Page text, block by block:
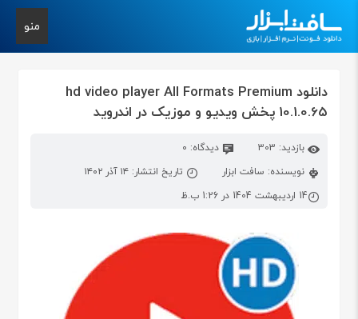
منو
دانلود hd video player All Formats Premium
10.1.0.65 پخش ویدیو و موزیک در اندروید
بازدید: 303
دیدگاه: 0
نویسنده: سافت ابزار
تاریخ انتشار: ۱۴ آذر ۱۴۰۲
14 اردیبهشت 1404 در 1:26 ب.ظ